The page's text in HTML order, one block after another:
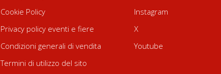
Cookie Policy
Privacy policy eventi e fiere
Condizioni generali di vendita
Termini di utilizzo del sito
Instagram
X
Youtube